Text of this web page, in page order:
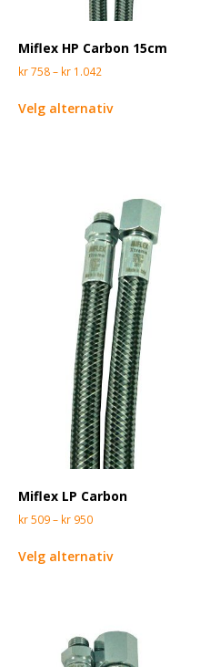
Miflex HP Carbon 15cm
kr758– kr 1.042
Velg alternativ
Miflex LP Carbon
kr509– kr 950
Velg alternativ